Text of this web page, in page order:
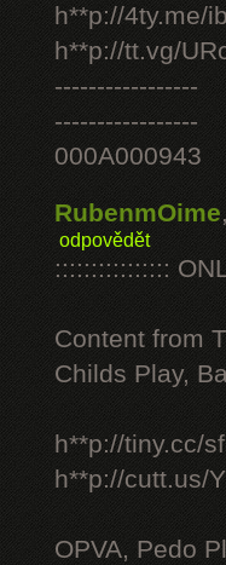
h**p://4ty.me/
h**p://tt.vg/
-----------------
-----------------
000A000943
RubenmOime,
odpovědět
::::::::::::::::
Content from
Childs Play,
h**p://tiny.cc/
h**p://cutt.us/
OPVA, Pedo